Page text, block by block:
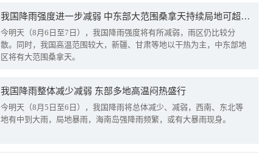
我国降雨强度进一步减弱 中东部大范围桑拿天持续局地可超38℃
今明天（8月6日至7日），我国降雨强度将有所减弱，雨区仍比较分
散。同时，我国高温范围较大，新疆、甘肃等地以干热为主，中东部地
区将有大范围桑拿天。
我国降雨整体减少减弱 东部多地高温闷热盛行
今明天（8月5日至6日），我国降雨将总体减少、减弱，西南、东北等
地有中到大雨，局地暴雨，海南岛强降雨频繁，或有大暴雨现身。